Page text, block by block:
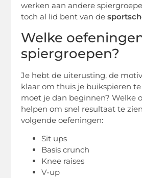
werken aan andere
toch al lid bent van de
Welke
spiergroepen?
Je hebt de uiterusting, de
klaar om thuis je buikspieren
moet je dan beginnen? Welke
helpen om snel resultaat te
volgende oefeningen:
Sit ups
Basis crunch
Knee raises
V-up